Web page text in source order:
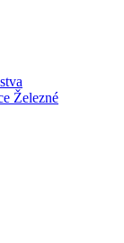
Železné